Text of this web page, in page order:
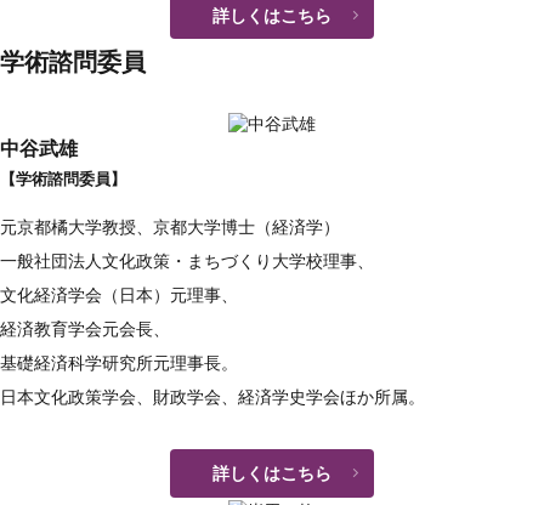
詳しくはこちら
学術諮問委員
中谷武雄
【学術諮問委員】
元京都橘大学教授、京都大学博士（経済学）
一般社団法人文化政策・まちづくり大学校理事、
文化経済学会（日本）元理事、
経済教育学会元会長、
基礎経済科学研究所元理事長。
日本文化政策学会、財政学会、経済学史学会ほか所属。
詳しくはこちら